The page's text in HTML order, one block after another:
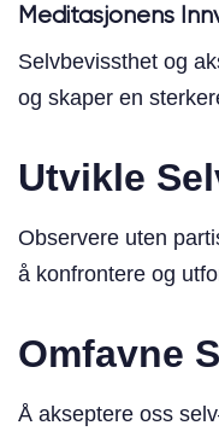
Meditasjonens
Selvbevissthet og
og skaper en
Utvikle
Observere uten
å konfrontere og
Omfavne
Å akseptere oss